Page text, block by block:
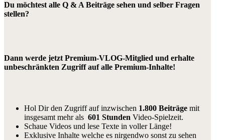
Du möchtest alle Q & A Beiträge sehen und selber Fragen
stellen?
Dann werde jetzt Premium-VLOG-Mitglied und erhalte
unbeschränkten Zugriff auf alle Premium-Inhalte!
Hol Dir den Zugriff auf inzwischen 1.800 Beiträge mit
insgesamt mehr als 601 Stunden Video-Spielzeit.
Schaue Videos und lese Texte in voller Länge!
Exklusive Inhalte welche es nirgendwo sonst zu sehen